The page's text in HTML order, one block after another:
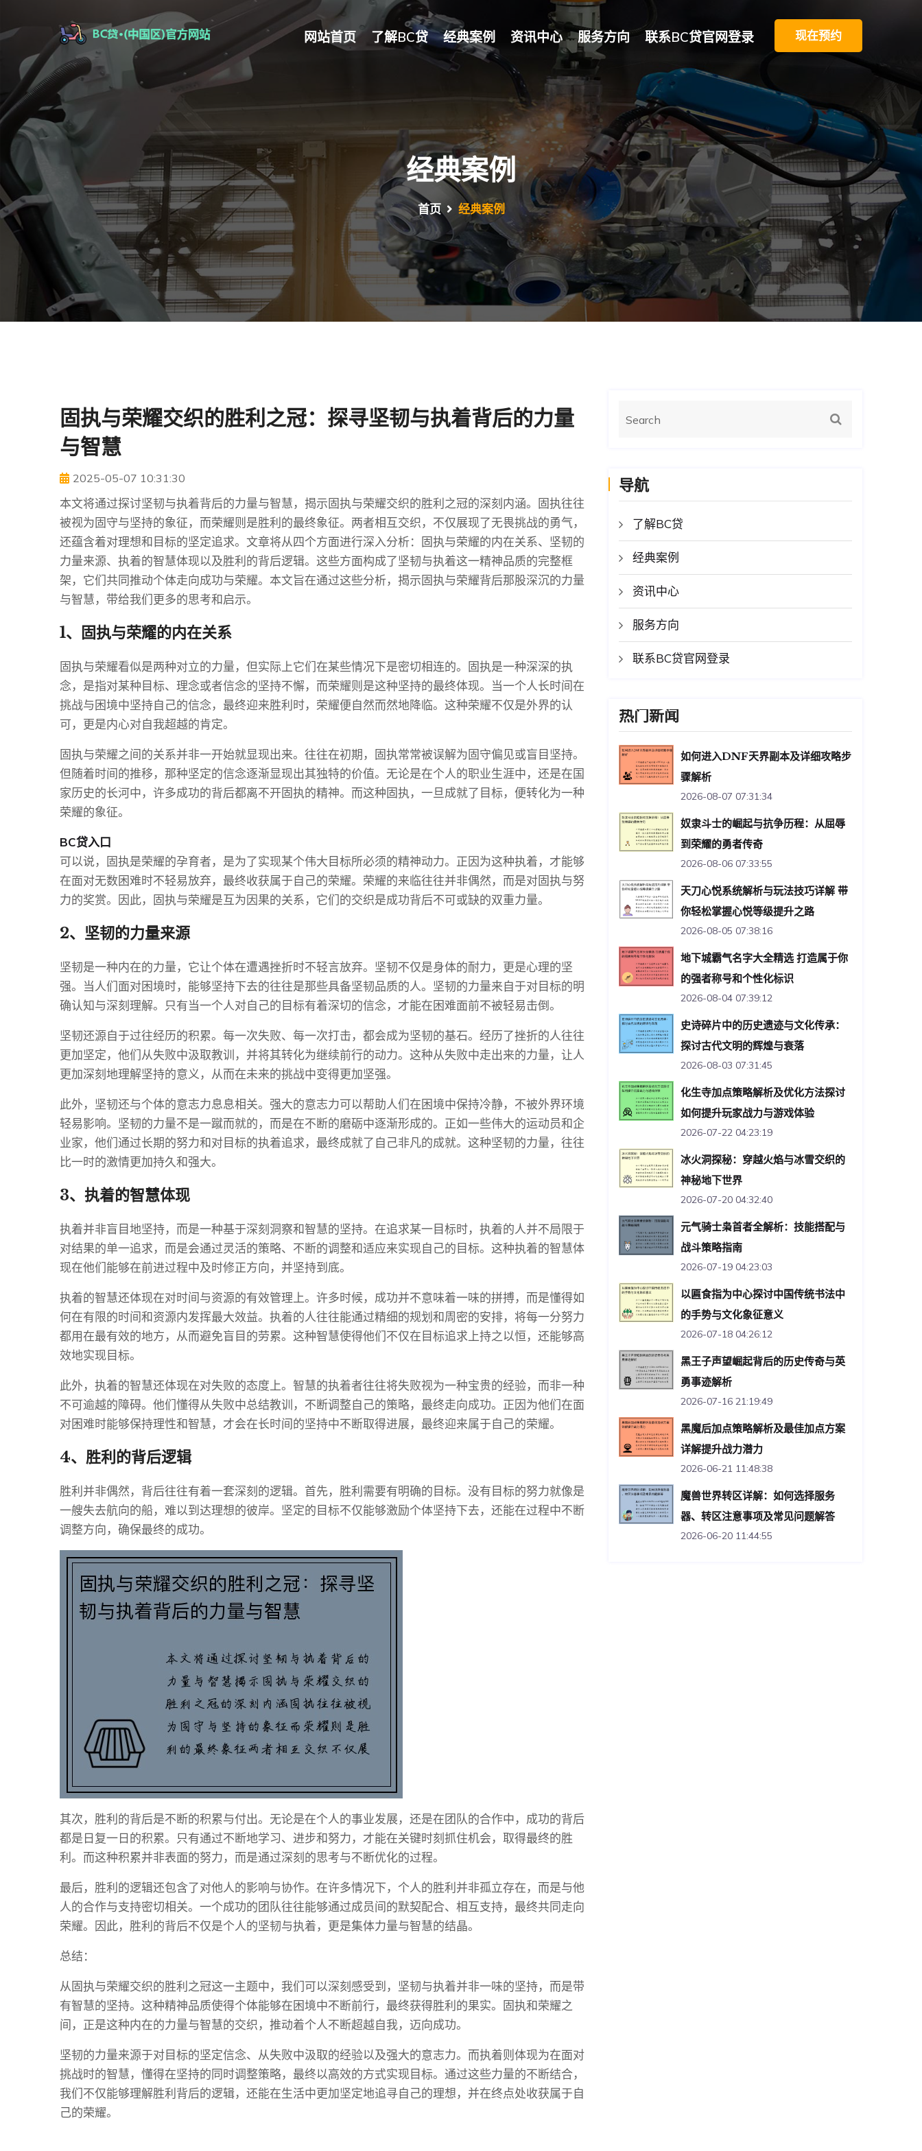
网站首页 了解BC贷 经典案例 资讯中心 服务方向 联系BC贷官网登录 现在预约
经典案例
首页 经典案例
固执与荣耀交织的胜利之冠：探寻坚韧与执着背后的力量
与智慧
2025-05-07 10:31:30
本文将通过探讨坚韧与执着背后的力量与智慧，揭示固执与荣耀交织的胜利之冠的深刻内涵。固执往往
被视为固守与坚持的象征，而荣耀则是胜利的最终象征。两者相互交织，不仅展现了无畏挑战的勇气，
还蕴含着对理想和目标的坚定追求。文章将从四个方面进行深入分析：固执与荣耀的内在关系、坚韧的
力量来源、执着的智慧体现以及胜利的背后逻辑。这些方面构成了坚韧与执着这一精神品质的完整框
架，它们共同推动个体走向成功与荣耀。本文旨在通过这些分析，揭示固执与荣耀背后那股深沉的力量
与智慧，带给我们更多的思考和启示。
1、固执与荣耀的内在关系
固执与荣耀看似是两种对立的力量，但实际上它们在某些情况下是密切相连的。固执是一种深深的执
念，是指对某种目标、理念或者信念的坚持不懈，而荣耀则是这种坚持的最终体现。当一个人长时间在
挑战与困境中坚持自己的信念，最终迎来胜利时，荣耀便自然而然地降临。这种荣耀不仅是外界的认
可，更是内心对自我超越的肯定。
固执与荣耀之间的关系并非一开始就显现出来。往往在初期，固执常常被误解为固守偏见或盲目坚持。
但随着时间的推移，那种坚定的信念逐渐显现出其独特的价值。无论是在个人的职业生涯中，还是在国
家历史的长河中，许多成功的背后都离不开固执的精神。而这种固执，一旦成就了目标，便转化为一种
荣耀的象征。
BC贷入口
可以说，固执是荣耀的孕育者，是为了实现某个伟大目标所必须的精神动力。正因为这种执着，才能够
在面对无数困难时不轻易放弃，最终收获属于自己的荣耀。荣耀的来临往往并非偶然，而是对固执与努
力的奖赏。因此，固执与荣耀是互为因果的关系，它们的交织是成功背后不可或缺的双重力量。
2、坚韧的力量来源
坚韧是一种内在的力量，它让个体在遭遇挫折时不轻言放弃。坚韧不仅是身体的耐力，更是心理的坚
强。当人们面对困境时，能够坚持下去的往往是那些具备坚韧品质的人。坚韧的力量来自于对目标的明
确认知与深刻理解。只有当一个人对自己的目标有着深切的信念，才能在困难面前不被轻易击倒。
坚韧还源自于过往经历的积累。每一次失败、每一次打击，都会成为坚韧的基石。经历了挫折的人往往
更加坚定，他们从失败中汲取教训，并将其转化为继续前行的动力。这种从失败中走出来的力量，让人
更加深刻地理解坚持的意义，从而在未来的挑战中变得更加坚强。
此外，坚韧还与个体的意志力息息相关。强大的意志力可以帮助人们在困境中保持冷静，不被外界环境
轻易影响。坚韧的力量不是一蹴而就的，而是在不断的磨砺中逐渐形成的。正如一些伟大的运动员和企
业家，他们通过长期的努力和对目标的执着追求，最终成就了自己非凡的成就。这种坚韧的力量，往往
比一时的激情更加持久和强大。
3、执着的智慧体现
执着并非盲目地坚持，而是一种基于深刻洞察和智慧的坚持。在追求某一目标时，执着的人并不局限于
对结果的单一追求，而是会通过灵活的策略、不断的调整和适应来实现自己的目标。这种执着的智慧体
现在他们能够在前进过程中及时修正方向，并坚持到底。
执着的智慧还体现在对时间与资源的有效管理上。许多时候，成功并不意味着一味的拼搏，而是懂得如
何在有限的时间和资源内发挥最大效益。执着的人往往能通过精细的规划和周密的安排，将每一分努力
都用在最有效的地方，从而避免盲目的劳累。这种智慧使得他们不仅在目标追求上持之以恒，还能够高
效地实现目标。
此外，执着的智慧还体现在对失败的态度上。智慧的执着者往往将失败视为一种宝贵的经验，而非一种
不可逾越的障碍。他们懂得从失败中总结教训，不断调整自己的策略，最终走向成功。正因为他们在面
对困难时能够保持理性和智慧，才会在长时间的坚持中不断取得进展，最终迎来属于自己的荣耀。
4、胜利的背后逻辑
胜利并非偶然，背后往往有着一套深刻的逻辑。首先，胜利需要有明确的目标。没有目标的努力就像是
一艘失去航向的船，难以到达理想的彼岸。坚定的目标不仅能够激励个体坚持下去，还能在过程中不断
调整方向，确保最终的成功。
其次，胜利的背后是不断的积累与付出。无论是在个人的事业发展，还是在团队的合作中，成功的背后
都是日复一日的积累。只有通过不断地学习、进步和努力，才能在关键时刻抓住机会，取得最终的胜
利。而这种积累并非表面的努力，而是通过深刻的思考与不断优化的过程。
最后，胜利的逻辑还包含了对他人的影响与协作。在许多情况下，个人的胜利并非孤立存在，而是与他
人的合作与支持密切相关。一个成功的团队往往能够通过成员间的默契配合、相互支持，最终共同走向
荣耀。因此，胜利的背后不仅是个人的坚韧与执着，更是集体力量与智慧的结晶。
总结：
从固执与荣耀交织的胜利之冠这一主题中，我们可以深刻感受到，坚韧与执着并非一味的坚持，而是带
有智慧的坚持。这种精神品质使得个体能够在困境中不断前行，最终获得胜利的果实。固执和荣耀之
间，正是这种内在的力量与智慧的交织，推动着个人不断超越自我，迈向成功。
坚韧的力量来源于对目标的坚定信念、从失败中汲取的经验以及强大的意志力。而执着则体现为在面对
挑战时的智慧，懂得在坚持的同时调整策略，最终以高效的方式实现目标。通过这些力量的不断结合，
我们不仅能够理解胜利背后的逻辑，还能在生活中更加坚定地追寻自己的理想，并在终点处收获属于自
己的荣耀。
导航
了解BC贷
经典案例
资讯中心
服务方向
联系BC贷官网登录
热门新闻
如何进入DNF天界副本及详细攻略步
骤解析
2026-08-07 07:31:34
奴隶斗士的崛起与抗争历程：从屈辱
到荣耀的勇者传奇
2026-08-06 07:33:55
天刀心悦系统解析与玩法技巧详解 带
你轻松掌握心悦等级提升之路
2026-08-05 07:38:16
地下城霸气名字大全精选 打造属于你
的强者称号和个性化标识
2026-08-04 07:39:12
史诗碎片中的历史遗迹与文化传承：
探讨古代文明的辉煌与衰落
2026-08-03 07:31:45
化生寺加点策略解析及优化方法探讨
如何提升玩家战力与游戏体验
2026-07-22 04:23:19
冰火洞探秘：穿越火焰与冰雪交织的
神秘地下世界
2026-07-20 04:32:40
元气骑士枭首者全解析：技能搭配与
战斗策略指南
2026-07-19 04:23:03
以匾食指为中心探讨中国传统书法中
的手势与文化象征意义
2026-07-18 04:26:12
黑王子声望崛起背后的历史传奇与英
勇事迹解析
2026-07-16 21:19:49
黑魔后加点策略解析及最佳加点方案
详解提升战力潜力
2026-06-21 11:48:38
魔兽世界转区详解：如何选择服务
器、转区注意事项及常见问题解答
2026-06-20 11:44:55